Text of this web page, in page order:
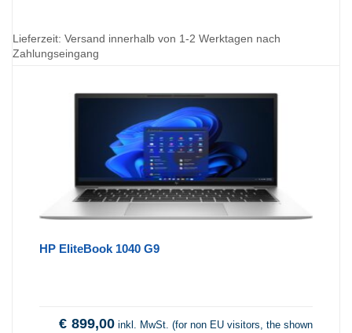
Lieferzeit: Versand innerhalb von 1-2 Werktagen nach
Zahlungseingang
HP EliteBook 1040 G9
€ 899,00 inkl. MwSt. (for non EU visitors, the shown